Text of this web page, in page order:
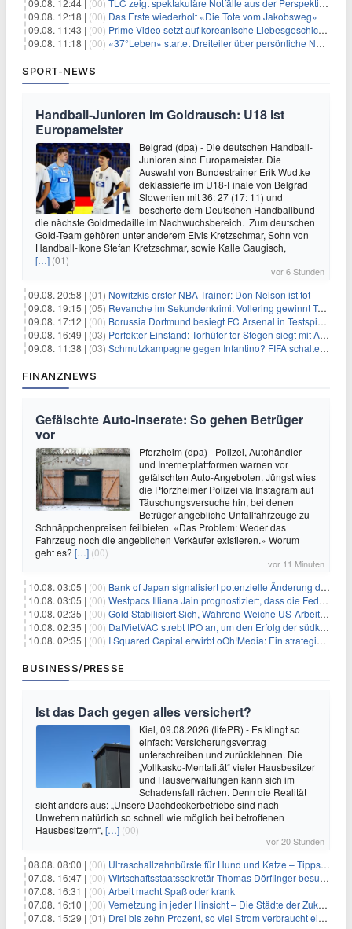
09.08. 12:44 | (00) TLC zeigt spektakuläre Notfälle aus der Perspektive der Patienten
09.08. 12:18 | (00) Das Erste wiederholt «Die Tote vom Jakobsweg»
09.08. 11:43 | (00) Prime Video setzt auf koreanische Liebesgeschichte
09.08. 11:18 | (00) «37°Leben» startet Dreiteiler über persönliche Neuanfänge
SPORT-NEWS
Handball-Junioren im Goldrausch: U18 ist
Europameister
Belgrad (dpa) - Die deutschen Handball-
Junioren sind Europameister. Die
Auswahl von Bundestrainer Erik Wudtke
deklassierte im U18-Finale von Belgrad
Slowenien mit 36: 27 (17: 11) und
bescherte dem Deutschen Handballbund
die nächste Goldmedaille im Nachwuchsbereich. Zum deutschen
Gold-Team gehören unter anderem Elvis Kretzschmar, Sohn von
Handball-Ikone Stefan Kretzschmar, sowie Kalle Gaugisch,
[…] (01)
vor 6 Stunden
09.08. 20:58 | (01) Nowitzkis erster NBA-Trainer: Don Nelson ist tot
09.08. 19:15 | (05) Revanche im Sekundenkrimi: Vollering gewinnt Tour
09.08. 17:12 | (00) Borussia Dortmund besiegt FC Arsenal in Testspiel mit 3:2
09.08. 16:49 | (03) Perfekter Einstand: Torhüter ter Stegen siegt mit Ajax
09.08. 11:38 | (03) Schmutzkampagne gegen Infantino? FIFA schaltet auf Angriff
FINANZNEWS
Gefälschte Auto-Inserate: So gehen Betrüger
vor
Pforzheim (dpa) - Polizei, Autohändler
und Internetplattformen warnen vor
gefälschten Auto-Angeboten. Jüngst wies
die Pforzheimer Polizei via Instagram auf
Täuschungsversuche hin, bei denen
Betrüger angebliche Unfallfahrzeuge zu
Schnäppchenpreisen feilbieten. «Das Problem: Weder das
Fahrzeug noch die angeblichen Verkäufer existieren.» Worum
geht es? […] (00)
vor 11 Minuten
10.08. 03:05 | (00) Bank of Japan signalisiert potenzielle Änderung der Zinspolitik angesichts von Inflationsbedenken
10.08. 03:05 | (00) Westpacs Illiana Jain prognostiziert, dass die Fed die Zinssätze nach dem Arbeitsmarktbericht stabil halten wird
10.08. 02:35 | (00) Gold Stabilisiert Sich, Während Weiche US-Arbeitsmarktdaten Zinsängste Lindern
10.08. 02:35 | (00) DatVietVAC strebt IPO an, um den Erfolg der südkoreanischen Unterhaltungsindustrie nachzuahmen
10.08. 02:35 | (00) I Squared Capital erwirbt oOh!Media: Ein strategischer Schritt in der Außenwerbung
BUSINESS/PRESSE
Ist das Dach gegen alles versichert?
Kiel, 09.08.2026 (lifePR) - Es klingt so
einfach: Versicherungsvertrag
unterschreiben und zurücklehnen. Die
„Vollkasko-Mentalität“ vieler Hausbesitzer
und Hausverwaltungen kann sich im
Schadensfall rächen. Denn die Realität
sieht anders aus: „Unsere Dachdeckerbetriebe sind nach
Unwettern natürlich so schnell wie möglich bei betroffenen
Hausbesitzern“, […] (00)
vor 20 Stunden
08.08. 08:00 | (00) Ultraschallzahnbürste für Hund und Katze – Tipps zur erfolgreichen Eingewöhnung
07.08. 16:47 | (00) Wirtschaftsstaatssekretär Thomas Dörflinger besucht Handwerksbetrieb im Kammerbezirk Freiburg
07.08. 16:31 | (00) Arbeit macht Spaß oder krank
07.08. 16:10 | (00) Vernetzung in jeder Hinsicht – Die Städte der Zukunft sind grün-blau
07.08. 15:29 | (01) Drei bis zehn Prozent, so viel Strom verbraucht ein Aufzug im Gebäude